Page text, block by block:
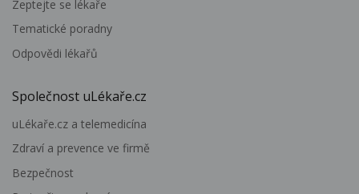
Zeptejte se lékaře
Tematické poradny
Odpovědi lékařů
Společnost uLékaře.cz
uLékaře.cz a telemedicína
Zdraví a prevence ve firmě
Bezpečnost